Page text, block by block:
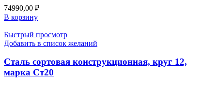
74990,00 ₽
В корзину
Быстрый просмотр
Добавить в список желаний
Сталь сортовая конструкционная, круг 12,
марка Ст20